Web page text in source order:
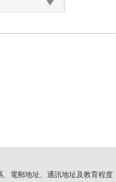
電郵地址、通訊地址及教育程度